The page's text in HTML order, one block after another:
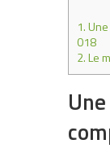
1.
018
2.Le